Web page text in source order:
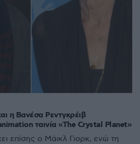
η Βανέσα Ρεντγκρέιβ
ταινία «The Crystal Planet»
επίσης ο Μάικλ Γιορκ, ενώ τη